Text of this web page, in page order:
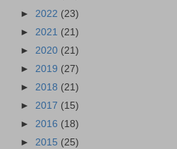
► 2022 (23)
► 2021 (21)
► 2020 (21)
► 2019 (27)
► 2018 (21)
► 2017 (15)
► 2016 (18)
► 2015 (25)